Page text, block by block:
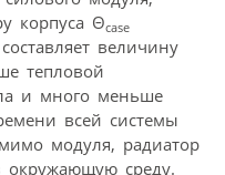
корпуса Θcase
величину
тепловой
и много меньше
всей системы
модуля, радиатор
окружающую среду.